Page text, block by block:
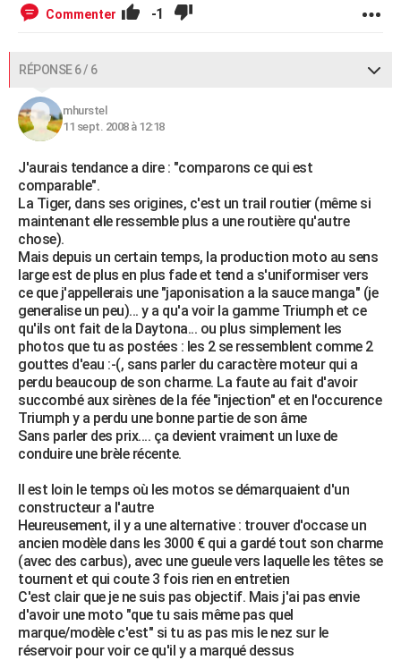
Commenter -1
RÉPONSE 6 / 6
mhurstel
11 sept. 2008 à 12:18
J'aurais tendance a dire : "comparons ce qui est
comparable".
La Tiger, dans ses origines, c'est un trail routier (même si
maintenant elle ressemble plus a une routière qu'autre
chose).
Mais depuis un certain temps, la production moto au sens
large est de plus en plus fade et tend a s'uniformiser vers
ce que j'appellerais une "japonisation a la sauce manga" (je
generalise un peu)... y a qu'a voir la gamme Triumph et ce
qu'ils ont fait de la Daytona... ou plus simplement les
photos que tu as postées : les 2 se ressemblent comme 2
gouttes d'eau :-(, sans parler du caractère moteur qui a
perdu beaucoup de son charme. La faute au fait d'avoir
succombé aux sirènes de la fée "injection" et en l'occurence
Triumph y a perdu une bonne partie de son âme
Sans parler des prix.... ça devient vraiment un luxe de
conduire une brèle récente.
Il est loin le temps où les motos se démarquaient d'un
constructeur a l'autre
Heureusement, il y a une alternative : trouver d'occase un
ancien modèle dans les 3000 € qui a gardé tout son charme
(avec des carbus), avec une gueule vers laquelle les têtes se
tournent et qui coute 3 fois rien en entretien
C'est clair que je ne suis pas objectif. Mais j'ai pas envie
d'avoir une moto "que tu sais même pas quel
marque/modèle c'est" si tu as pas mis le nez sur le
réservoir pour voir ce qu'il y a marqué dessus